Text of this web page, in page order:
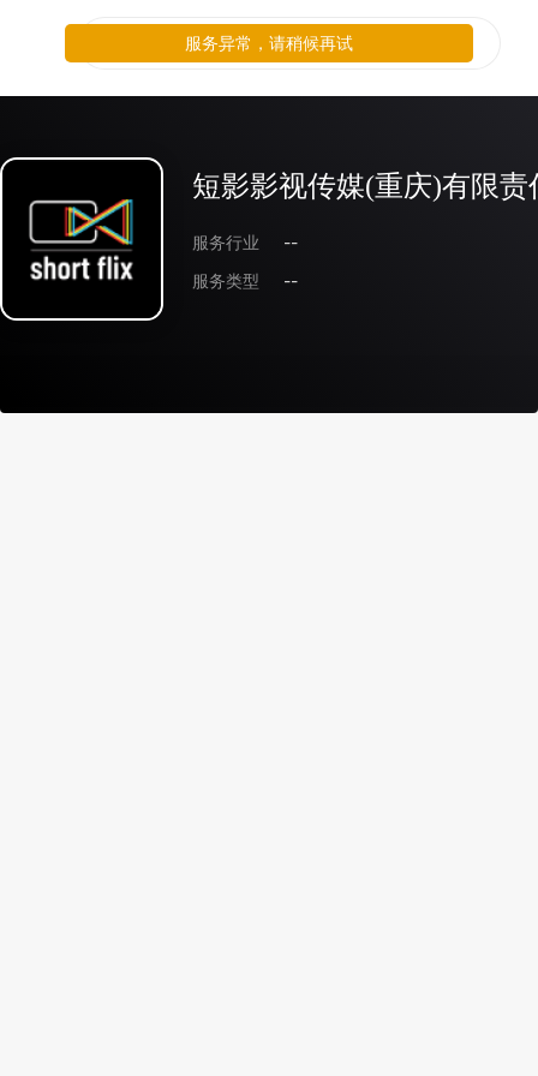
短影影视传媒(重庆)有限责
服务行业
--
服务类型
--
服务异常，请稍候再试